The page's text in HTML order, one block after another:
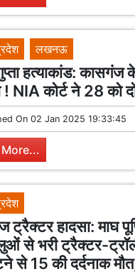
लखनऊ
हत्याकांड: कासगंज
NIA कोर्ट ने 28 को
On 02 Jan 2025 19:33:45
More...
ट्रैक्टर हादसा: माघ
से भरी ट्रैक्टर-
से 15 की दर्दनाक